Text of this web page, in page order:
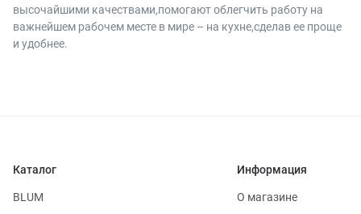
высочайшими качествами,помогают облегчить работу на
важнейшем рабочем месте в мире – на кухне,сделав ее проще
и удобнее.
Каталог
BLUM
Информация
О магазине